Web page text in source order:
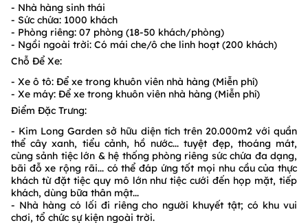
- Nhà hàng sinh thái
- Sức chứa: 1000 khách
- Phòng riêng: 07 phòng (18-50 khách/phòng)
- Ngồi ngoài trời: Có mái che/ô che linh hoạt (200 khách)
Chỗ Để Xe:
- Xe ô tô: Để xe trong khuôn viên nhà hàng (Miễn phí)
- Xe máy: Để xe trong khuôn viên nhà hàng (Miễn phí)
Điểm Đặc Trưng:
- Kim Long Garden sở hữu diện tích trên 20.000m2 với quần
thể cây xanh, tiểu cảnh, hồ nước... tuyệt đẹp, thoáng mát,
cùng sảnh tiệc lớn & hệ thống phòng riêng sức chứa đa dạng,
bãi đỗ xe rộng rãi... có thể đáp ứng tốt mọi nhu cầu của thực
khách từ đặt tiệc quy mô lớn như tiệc cưới đến họp mặt, tiếp
khách, dùng bữa thân mật...
- Nhà hàng có lối đi riêng cho người khuyết tật; có khu vui
chơi, tổ chức sự kiện ngoài trời.